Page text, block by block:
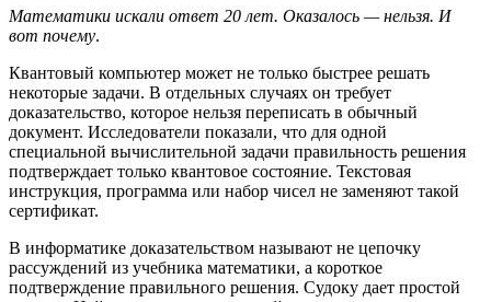
Математики искали ответ 20 лет. Оказалось — нельзя. И
вот почему.
Квантовый компьютер может не только быстрее решать
некоторые задачи. В отдельных случаях он требует
доказательство, которое нельзя переписать в обычный
документ. Исследователи показали, что для одной
специальной вычислительной задачи правильность решения
подтверждает только квантовое состояние. Текстовая
инструкция, программа или набор чисел не заменяют такой
сертификат.
В информатике доказательством называют не цепочку
рассуждений из учебника математики, а короткое
подтверждение правильного решения. Судоку дает простой